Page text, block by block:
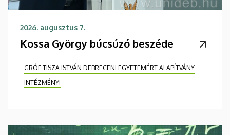
2026. augusztus 7.
Kossa György búcsúzó beszéde
GRÓF TISZA ISTVÁN DEBRECENI EGYETEMÉRT ALAPÍTVÁNY
INTÉZMÉNYI